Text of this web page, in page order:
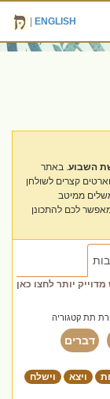
ENGLISH
השבוע. באתר
קצרים לשולחן
ממיטב
לכם להתכונן
יותר לחצו כאן
תת קטגוריה
דברים
ויצא
וישלח